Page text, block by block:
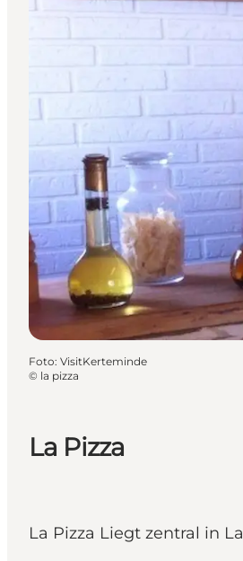
La Pizza
La Pizza Liegt zentral in
Foto: VisitKerteminde
© la pizza